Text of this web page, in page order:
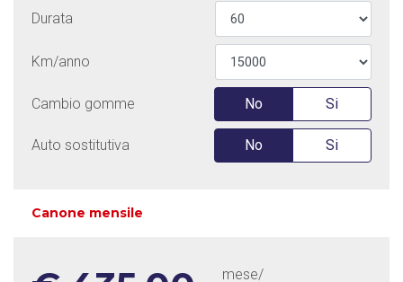
Durata
Km/anno
Cambio gomme No Si
Auto sostitutiva No Si
Canone mensile
mese/